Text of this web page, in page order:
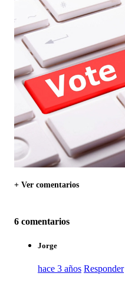
+ Ver comentarios
6 comentarios
Jorge
hace 3 años Responder